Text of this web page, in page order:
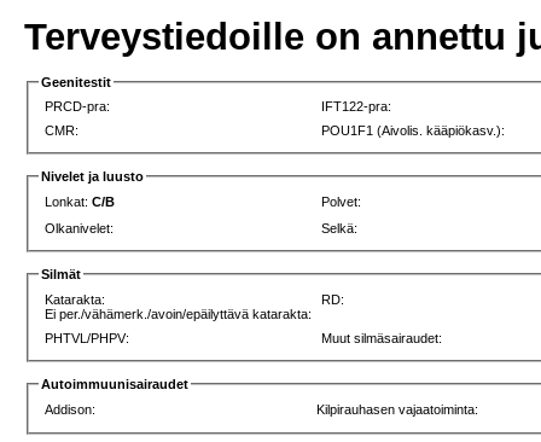
Terveystiedoille on annettu
Geenitestit
PRCD-pra:
IFT122-pra:
CMR:
POU1F1 (Aivolis. kääpiökasv.):
Nivelet ja luusto
Lonkat:C/B
Polvet:
Olkanivelet:
Selkä:
Silmät
Katarakta:
Ei per./vähämerk./avoin/epäilyttävä katarakta:
RD:
PHTVL/PHPV: Muut silmäsairaudet:
Autoimmuunisairaudet
Addison:
Kilpirauhasen vajaatoiminta: